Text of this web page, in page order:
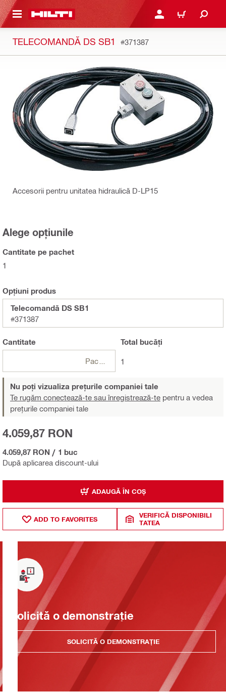
CONTENT CONECTARE SAU
COȘ
TELECOMANDĂ DS SB1 #371387
Accesorii pentru unitatea hidraulică D-LP15
Alege opțiunile
Cantitate pe pachet
1
Opțiuni produs
Telecomandă DS SB1
#371387
Cantitate Total bucăți
1
Nu poți vizualiza prețurile companiei tale
Te rugăm conectează-te sau înregistrează-te pentru a vedea
prețurile companiei tale
După aplicarea discount-ului
4.059,87 RON
4.059,87 RON / 1 buc
ADAUGĂ ÎN COȘ
ADD TO FAVORITES
VERIFICĂ DISPONIBILI
TATEA
Solicită o demonstrație
SOLICITĂ O DEMONSTRAȚIE